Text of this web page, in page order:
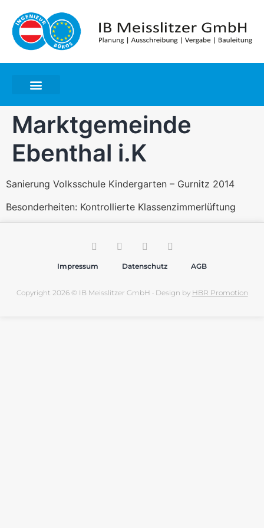
Marktgemeinde
Ebenthal i.K
Sanierung Volksschule Kindergarten – Gurnitz 2014
Besonderheiten: Kontrollierte Klassenzimmerlüftung
Impressum Datenschutz AGB
Copyright 2026 © IB Meisslitzer GmbH • Design by HBR Promotion